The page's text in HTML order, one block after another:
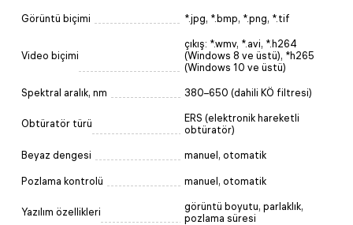
Görüntü biçimi *.jpg, *.bmp, *.png, *.tif
Video biçimi
çıkış: *.wmv, *.avi, *.h264
(Windows 8 ve üstü), *h265
(Windows 10 ve üstü)
Spektral aralık, nm 380–650 (dahili KÖ filtresi)
Obtüratör türü
ERS (elektronik hareketli
obtüratör)
Beyaz dengesi manuel, otomatik
Pozlama kontrolü manuel, otomatik
Yazılım özellikleri
görüntü boyutu, parlaklık,
pozlama süresi